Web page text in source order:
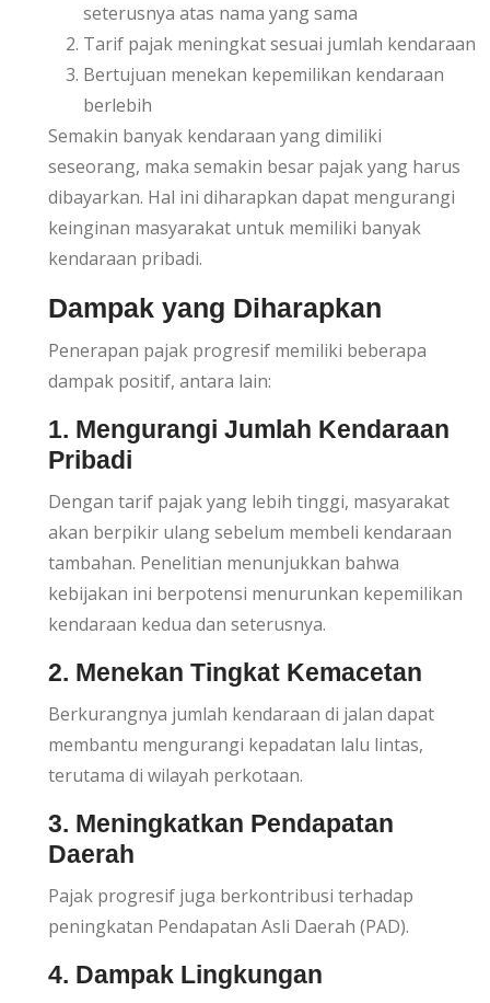
seterusnya atas nama yang sama
Tarif pajak meningkat sesuai jumlah kendaraan
Bertujuan menekan kepemilikan kendaraan
berlebih
Semakin banyak kendaraan yang dimiliki
seseorang, maka semakin besar pajak yang harus
dibayarkan. Hal ini diharapkan dapat mengurangi
keinginan masyarakat untuk memiliki banyak
kendaraan pribadi.
Dampak yang Diharapkan
Penerapan pajak progresif memiliki beberapa
dampak positif, antara lain:
1. Mengurangi Jumlah Kendaraan
Pribadi
Dengan tarif pajak yang lebih tinggi, masyarakat
akan berpikir ulang sebelum membeli kendaraan
tambahan. Penelitian menunjukkan bahwa
kebijakan ini berpotensi menurunkan kepemilikan
kendaraan kedua dan seterusnya.
2. Menekan Tingkat Kemacetan
Berkurangnya jumlah kendaraan di jalan dapat
membantu mengurangi kepadatan lalu lintas,
terutama di wilayah perkotaan.
3. Meningkatkan Pendapatan
Daerah
Pajak progresif juga berkontribusi terhadap
peningkatan Pendapatan Asli Daerah (PAD).
4. Dampak Lingkungan